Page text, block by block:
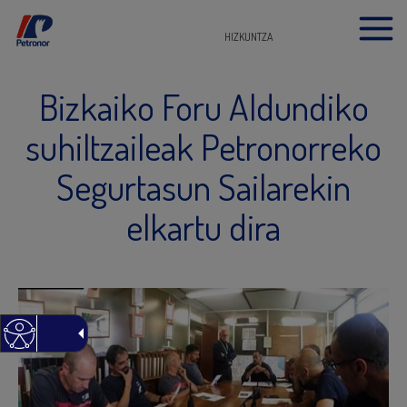
HIZKUNTZA
Bizkaiko Foru Aldundiko
suhiltzaileak Petronorreko
Segurtasun Sailarekin
elkartu dira